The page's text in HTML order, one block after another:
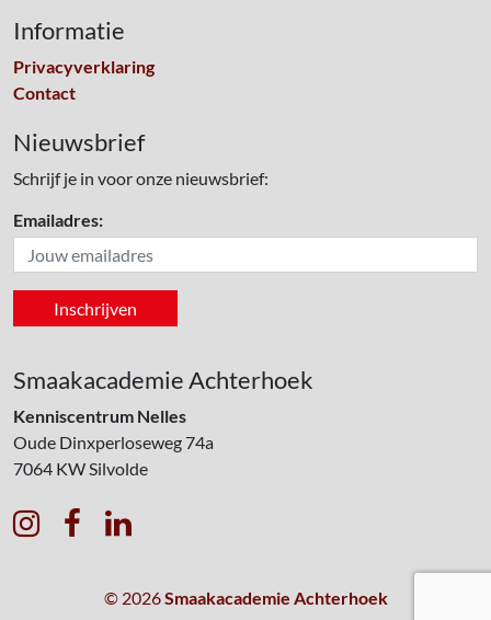
Informatie
Privacyverklaring
Contact
Nieuwsbrief
Schrijf je in voor onze nieuwsbrief:
Emailadres:
Smaakacademie Achterhoek
Kenniscentrum Nelles
Oude Dinxperloseweg 74a
7064 KW Silvolde
  
© 2026Smaakacademie Achterhoek